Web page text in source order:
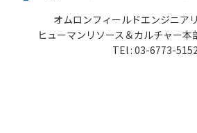
オムロンフィールドエンジニア
ヒューマンリソース＆カルチャー
TEl : 03-6773-5152